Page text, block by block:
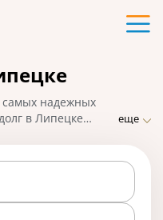
самых надежных
в Липецке
взять деньги
кошелек. На
со ставкой
еще